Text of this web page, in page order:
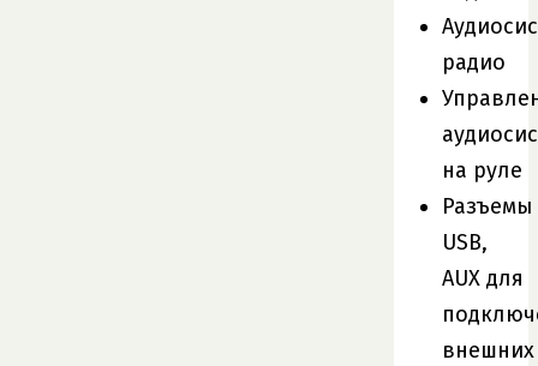
радио
на руле
Разъемы
USB,
AUX для
внешних